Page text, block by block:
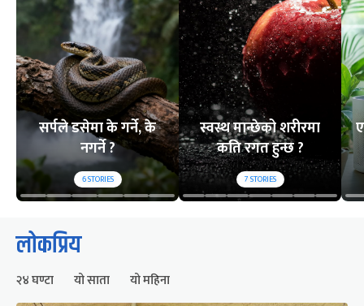
सर्पले डसेमा के गर्ने, के
नगर्ने ?
6STORIES
स्वस्थ मान्छेको शरीरमा
कति रगत हुन्छ ?
7STORIES
लोकप्रिय
२४ घण्टा यो साता यो महिना